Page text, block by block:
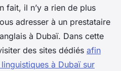
fait, il n’y a rien de plus
adresser à un prestataire
à Dubaï. Dans cette
des sites dédiés afin
à Dubaï sur